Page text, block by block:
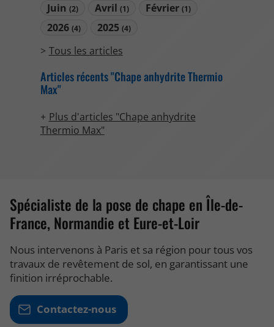
Juin (2) Avril(1) Février(1)
2026 (4) 2025(4)
Tous les articles
Articles récents "Chape anhydrite Thermio
Max"
Plus d'articles "Chape anhydrite
Thermio Max"
Spécialiste de la pose de chape en Île-de-
France, Normandie et Eure-et-Loir
Nous intervenons à Paris et sa région pour tous vos
travaux de revêtement de sol, en garantissant une
finition irréprochable.
Contactez-nous